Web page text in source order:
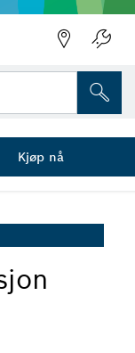
vridd ståltråd for
skaft
rett
Kjøp nå